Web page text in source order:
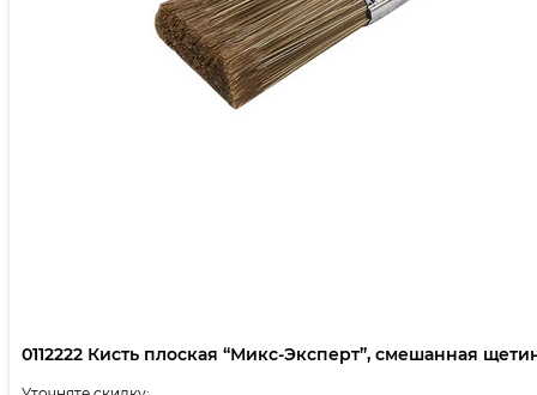
0112222 Кисть плоская “Микс-Эксперт”, смешанная